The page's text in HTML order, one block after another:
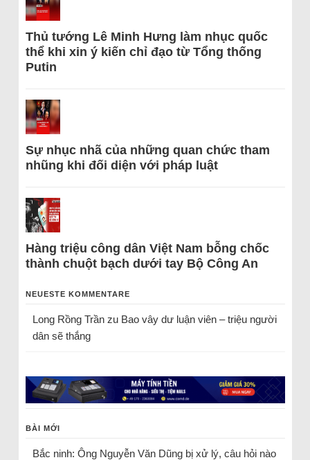
Thủ tướng Lê Minh Hưng làm nhục quốc
thể khi xin ý kiến chỉ đạo từ Tổng thống
Putin
Sự nhục nhã của những quan chức tham
nhũng khi đối diện với pháp luật
Hàng triệu công dân Việt Nam bỗng chốc
thành chuột bạch dưới tay Bộ Công An
NEUESTE KOMMENTARE
Long Rồng Trầnzu Bao vây dư luận viên – triệu người
dân sẽ thắng
BÀI MỚI
Bắc ninh: Ông Nguyễn Văn Dũng bị xử lý, câu hỏi nào